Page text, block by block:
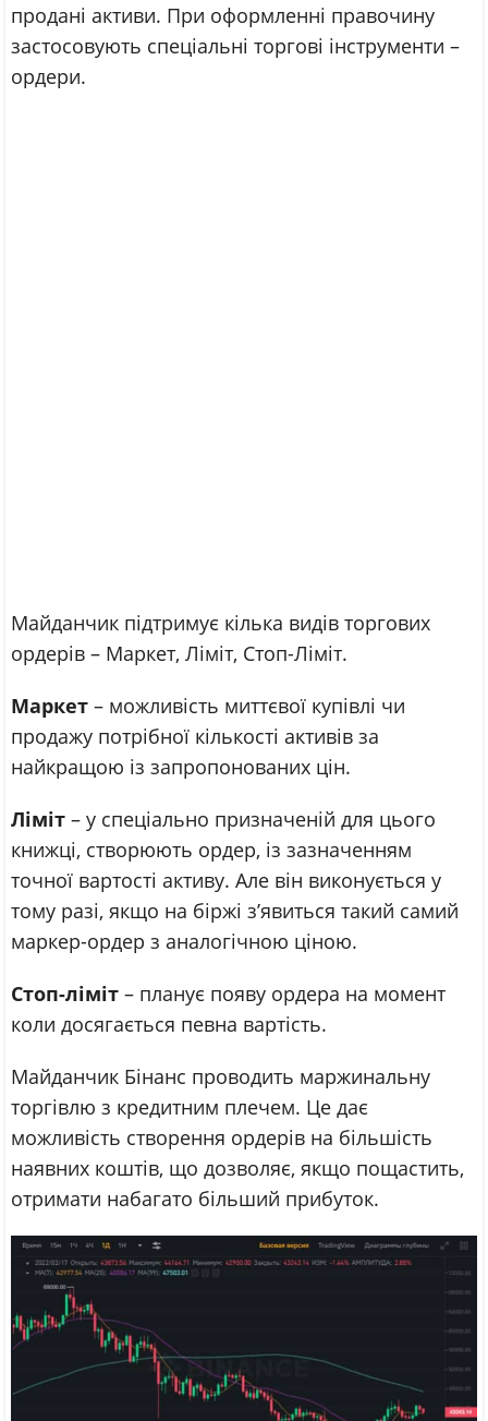
продані активи. При оформленні правочину
застосовують спеціальні торгові інструменти –
ордери.
Майданчик підтримує кілька видів торгових
ордерів – Маркет, Ліміт, Стоп-Ліміт.
Маркет – можливість миттєвої купівлі чи
продажу потрібної кількості активів за
найкращою із запропонованих цін.
Ліміт – у спеціально призначеній для цього
книжці, створюють ордер, із зазначенням
точної вартості активу. Але він виконується у
тому разі, якщо на біржі з’явиться такий самий
маркер-ордер з аналогічною ціною.
Стоп-ліміт – планує появу ордера на момент
коли досягається певна вартість.
Майданчик Бінанс проводить маржинальну
торгівлю з кредитним плечем. Це дає
можливість створення ордерів на більшість
наявних коштів, що дозволяє, якщо пощастить,
отримати набагато більший прибуток.